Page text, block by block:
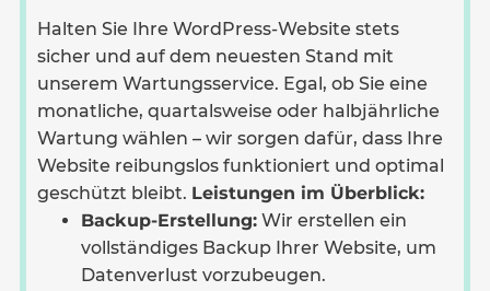
Halten Sie Ihre WordPress-Website stets
sicher und auf dem neuesten Stand mit
unserem Wartungsservice. Egal, ob Sie eine
monatliche, quartalsweise oder halbjährliche
Wartung wählen – wir sorgen dafür, dass Ihre
Website reibungslos funktioniert und optimal
geschützt bleibt. Leistungen im Überblick:
Backup-Erstellung:Wir erstellen ein
vollständiges Backup Ihrer Website, um
Datenverlust vorzubeugen.